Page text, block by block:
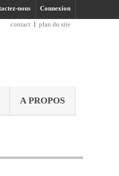
Connexion
nous
contact
plan du site
A PROPOS